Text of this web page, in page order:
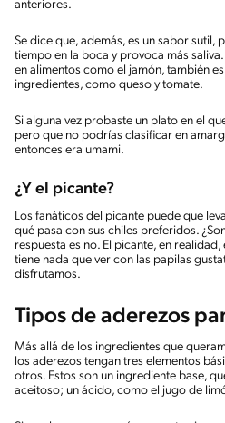
anteriores.
Se dice que, además, es un sabor sutil,
tiempo en la boca y provoca más
en alimentos como el jamón, también
ingredientes, como queso y tomate.
Si alguna vez probaste un plato en el
pero que no podrías clasificar en
entonces era umami.
¿Y el picante?
Los fanáticos del picante puede que
qué pasa con sus chiles preferidos.
respuesta es no. El picante, en
tiene nada que ver con las papilas
disfrutamos.
Tipos de aderezos
Más allá de los ingredientes que
los aderezos tengan tres elementos
otros. Estos son un ingrediente base,
aceitoso; un ácido, como el jugo de